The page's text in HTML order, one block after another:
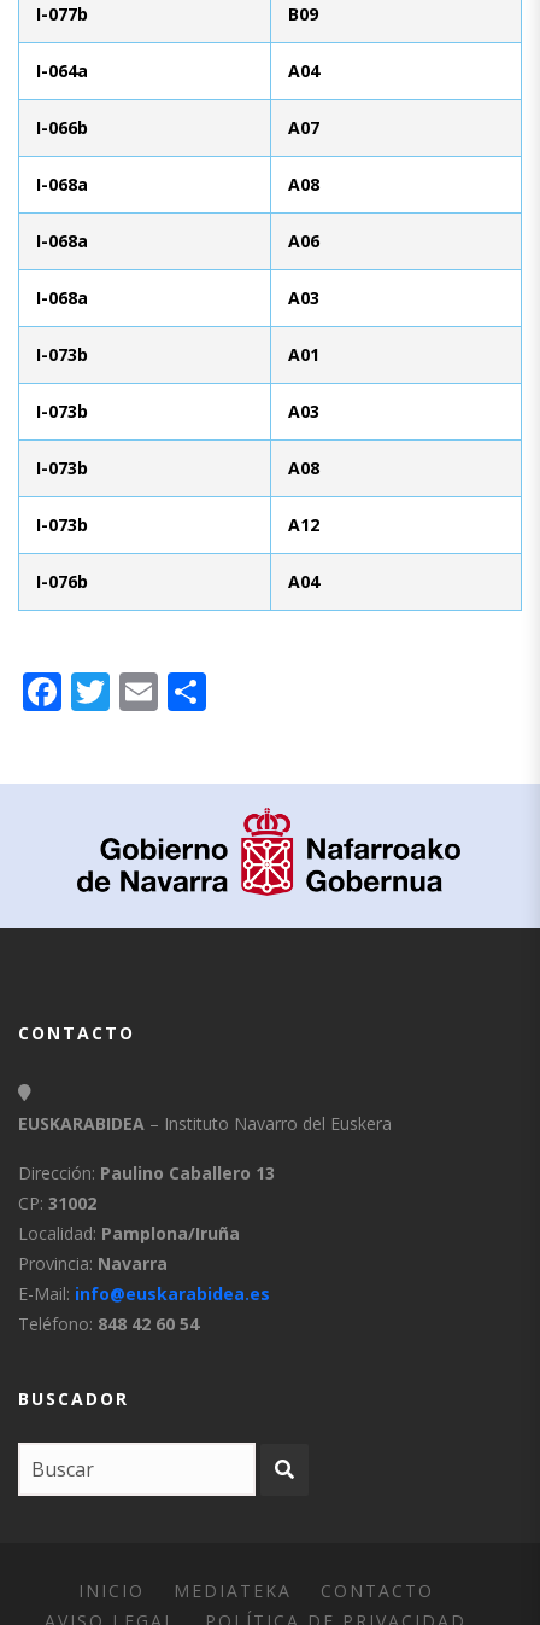
I-077b B09
I-064a A04
I-066b A07
I-068a A08
I-068a A06
I-068a A03
I-073b A01
I-073b A03
I-073b A08
I-073b A12
I-076b A04
Facebook
Twitter
Email
CONTACTO
EUSKARABIDEA – Instituto Navarro del Euskera
Dirección: Paulino Caballero 13
CP: 31002
Localidad: Pamplona/Iruña
Provincia: Navarra
E-Mail: info@euskarabidea.es
Teléfono: 848 42 60 54
BUSCADOR
INICIO MEDIATEKA
CONTACTO